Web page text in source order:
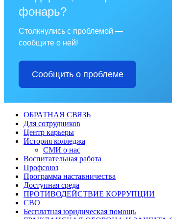
фонарь?
Столкнулись с проблемой —
сообщите о ней!
Сообщить о проблеме
ОБРАТНАЯ СВЯЗЬ
Для сотрудников
Центр карьеры
История колледжа
СМИ о нас
Воспитательная работа
Профсоюз
Программа наставничества
Доступная среда
ПРОТИВОДЕЙСТВИЕ КОРРУПЦИИ
СВО
Бесплатная юридическая помощь